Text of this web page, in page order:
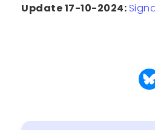
Update 17-10-2024: